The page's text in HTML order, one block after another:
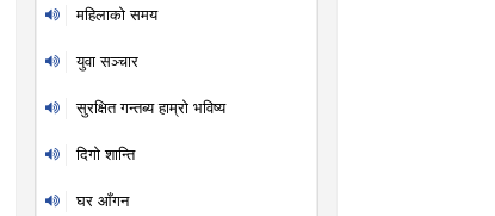
महिलाकाे समय
युवा सञ्चार
सुरक्षित गन्तब्य हाम्रो भविष्य
दिगाे शान्ति
घर आँगन